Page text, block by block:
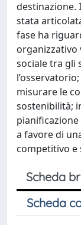
destinazione.
stata
fase ha
organizzativo
sociale tra gli
misurare le
sostenibilità;
a favore di
competitivo e
Scheda
Scheda